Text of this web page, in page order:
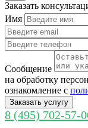
Заказать
Имя
Cообщение
на обработку
ознакомление с
Заказать услугу
8 (495) 702-57-